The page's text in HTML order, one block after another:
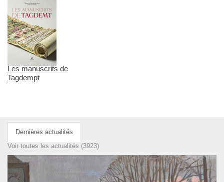
Les manuscrits de
Tagdempt
Dernières actualités
Voir toutes les actualités (3923)